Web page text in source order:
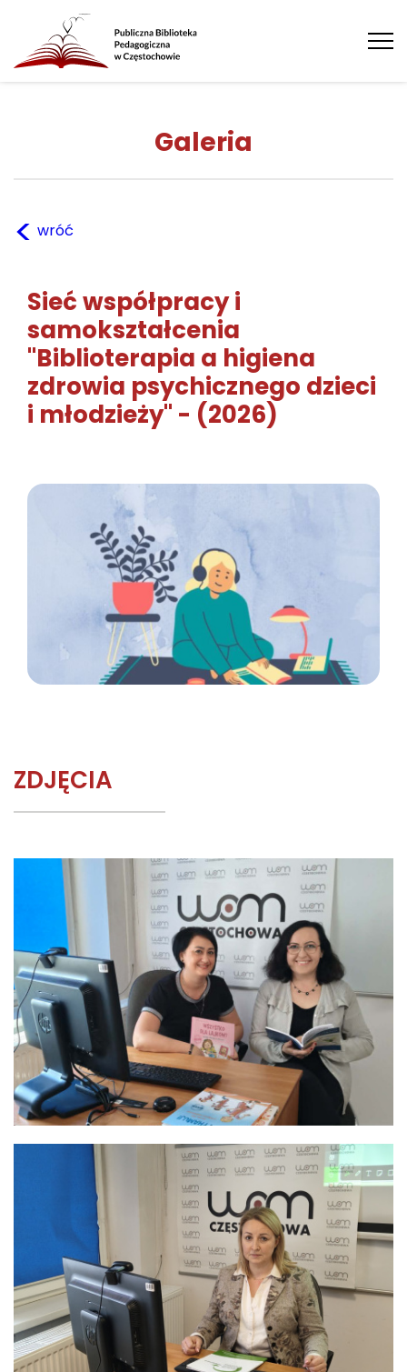
Galeria
< wróć
Sieć współpracy i
samokształcenia
"Biblioterapia a higiena
zdrowia psychicznego dzieci
i młodzieży" - (2026)
ZDJĘCIA